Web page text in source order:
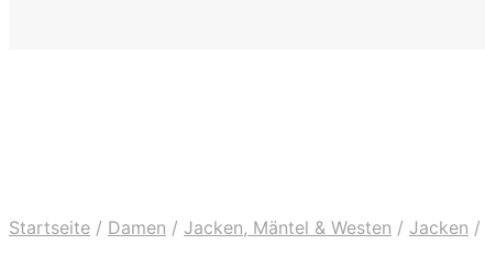
Startseite / Damen / Jacken, Mäntel & Westen / Jacken /